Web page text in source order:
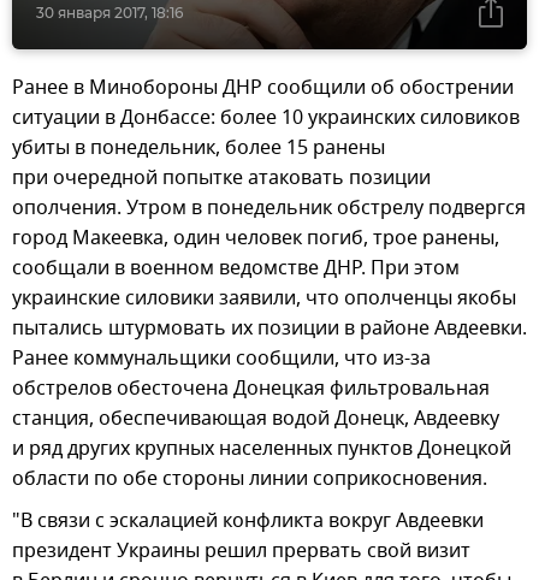
30 января 2017, 18:16
Ранее в Минобороны ДНР сообщили об обострении
ситуации в Донбассе: более 10 украинских силовиков
убиты в понедельник, более 15 ранены
при очередной попытке атаковать позиции
ополчения. Утром в понедельник обстрелу подвергся
город Макеевка, один человек погиб, трое ранены,
сообщали в военном ведомстве ДНР. При этом
украинские силовики заявили, что ополченцы якобы
пытались штурмовать их позиции в районе Авдеевки.
Ранее коммунальщики сообщили, что из-за
обстрелов обесточена Донецкая фильтровальная
станция, обеспечивающая водой Донецк, Авдеевку
и ряд других крупных населенных пунктов Донецкой
области по обе стороны линии соприкосновения.
"В связи с эскалацией конфликта вокруг Авдеевки
президент Украины решил прервать свой визит